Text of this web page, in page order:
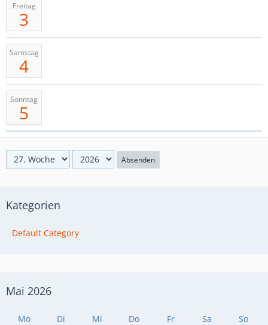
Freitag
3
Samstag
4
Sonntag
5
Absenden
Kategorien
Default Category
Mai 2026
Mo Di Mi Do Fr Sa
So